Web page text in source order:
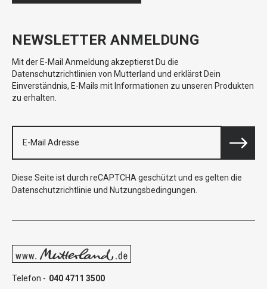
NEWSLETTER ANMELDUNG
Mit der E-Mail Anmeldung akzeptierst Du die
Datenschutzrichtlinien von Mutterland und erklärst Dein
Einverständnis, E-Mails mit Informationen zu unseren Produkten
zu erhalten.
Diese Seite ist durch reCAPTCHA geschützt und es gelten die
Datenschutzrichtlinie und Nutzungsbedingungen
Telefon - 040 4711 3500